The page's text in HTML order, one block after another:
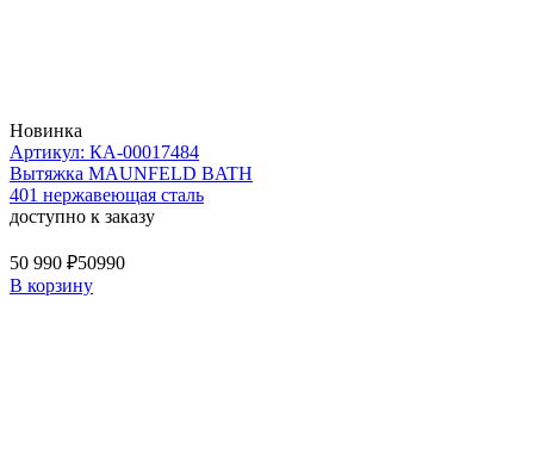
Новинка
Артикул: КА-00017484
Вытяжка MAUNFELD BATH
401 нержавеющая сталь
доступно к заказу
50 990 ₽50990
В корзину